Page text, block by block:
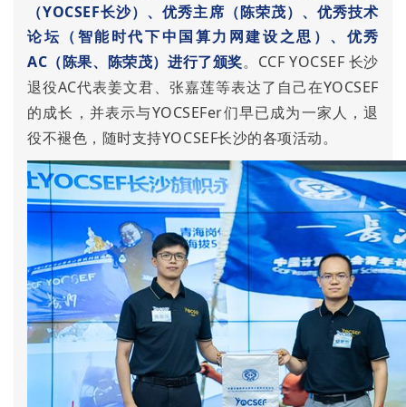
（YOCSEF长沙）、优秀主席 （陈荣茂）、优秀技术
论坛 （智能时代下中国算力网建设之思）、 优秀
AC （陈果、陈荣茂）进行了颁奖。CCF YOCSEF 长沙
退役AC代表姜文君、张嘉莲等表达了自己在YOCSEF
的成长，并表示与YOCSEFer们早已成为一家人，退
役不褪色，随时支持YOCSEF长沙的各项活动。